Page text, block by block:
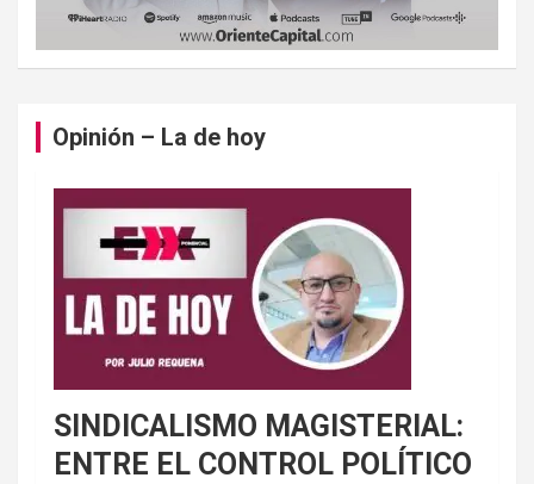
Opinión – La de hoy
SINDICALISMO MAGISTERIAL:
ENTRE EL CONTROL POLÍTICO